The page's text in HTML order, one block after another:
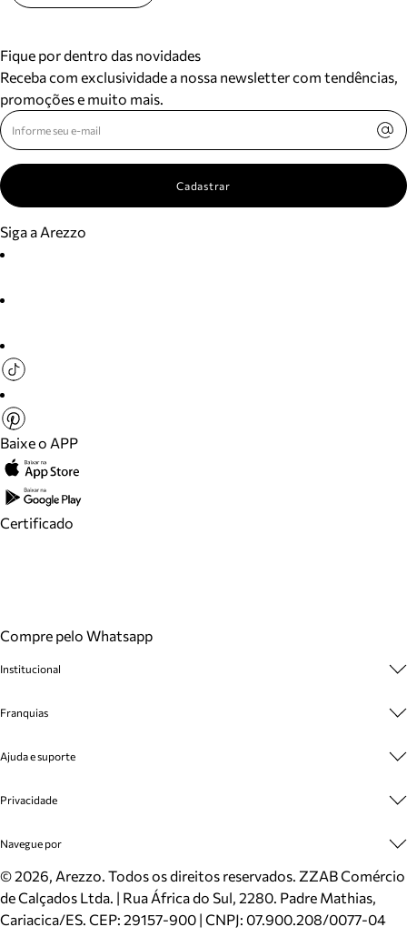
Fique por dentro das novidades
Receba com exclusividade a nossa newsletter com tendências,
promoções e muito mais.
Cadastrar
Siga a Arezzo
Baixe o APP
Certificado
Compre pelo Whatsapp
Institucional
Cashback
Venda Corporativa
Mapa do Site
Inverno
Mundo Arezzo
Franquias
Plano de Negócio
Ajuda e suporte
Cadastro
Meus Pedidos
Trocas e Devoluções
Cartão Presente
Localizador de lojas
Privacidade
Politica e Privacidade
Navegue por
Sapatos
Bolsas
Scarpins
©2026, Arezzo. Todos os direitos reservados. ZZAB Comércio
de Calçados Ltda. | Rua África do Sul, 2280. Padre Mathias,
Cariacica/ES. CEP: 29157-900 | CNPJ: 07.900.208/0077-04